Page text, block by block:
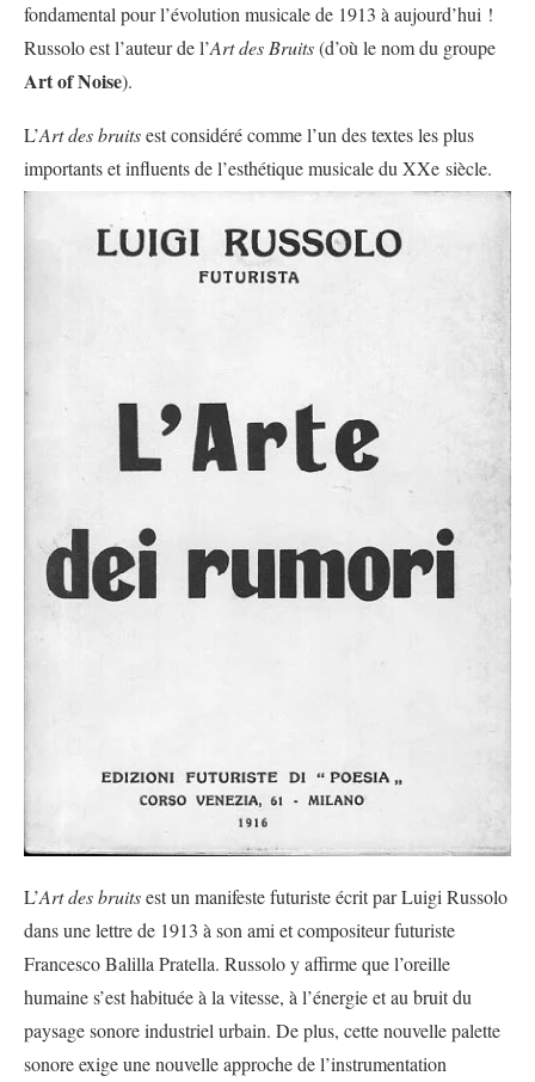
fondamental pour l’évolution musicale de 1913 à aujourd’hui !
Russolo est l’auteur de l’Art des Bruits(d’où le nom du groupe
Art of Noise).
L’Art des bruitsest considéré comme l’un des textes les plus
importants et influents de l’esthétique musicale du XXe siècle.
L’Art des bruitsest un manifeste futuriste écrit par Luigi Russolo
dans une lettre de 1913 à son ami et compositeur futuriste
Francesco Balilla Pratella. Russolo y affirme que l’oreille
humaine s’est habituée à la vitesse, à l’énergie et au bruit du
paysage sonore industriel urbain. De plus, cette nouvelle palette
sonore exige une nouvelle approche de l’instrumentation